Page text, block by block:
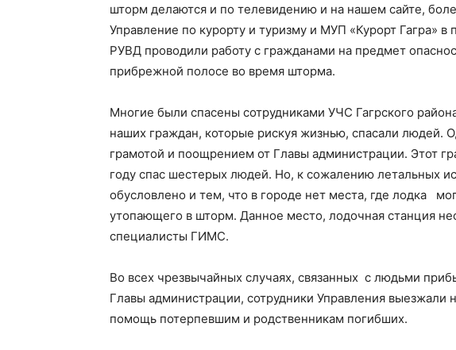
шторм делаются и по телевидению и на нашем сайте,
Управление по курорту и туризму и МУП «Курорт Гагра» в
РУВД проводили работу с гражданами на предмет
прибрежной полосе во время шторма.
Многие были спасены сотрудниками УЧС Гагрского
наших граждан, которые рискуя жизнью, спасали людей.
грамотой и поощрением от Главы администрации. Этот
году спас шестерых людей. Но, к сожалению летальных
обусловлено и тем, что в городе нет места, где лодка
утопающего в шторм. Данное место, лодочная станция
специалисты ГИМС.
Во всех чрезвычайных случаях, связанных с людьми
Главы администрации, сотрудники Управления
помощь потерпевшим и родственникам погибших.